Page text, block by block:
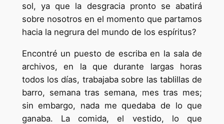
sol, ya que la desgracia pronto se abatirá
sobre nosotros en el momento que partamos
hacia la negrura del mundo de los espíritus?
Encontré un puesto de escriba en la sala de
archivos, en la que durante largas horas
todos los días, trabajaba sobre las tablillas de
barro, semana tras semana, mes tras mes;
sin embargo, nada me quedaba de lo que
ganaba. La comida, el vestido, lo que